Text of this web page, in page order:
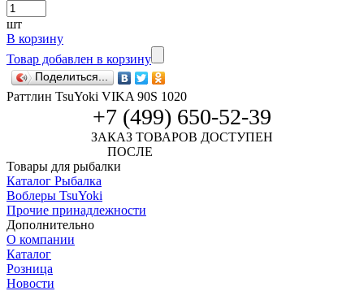
шт
В корзину
Товар добавлен в корзину
Поделиться...
Раттлин TsuYoki VIKA 90S 1020
+7 (499) 650-52-39
ЗАКАЗ ТОВАРОВ ДОСТУПЕН
ПОСЛЕ
Товары для рыбалки
Каталог Рыбалка
Воблеры TsuYoki
Прочие принадлежности
Дополнительно
О компании
Каталог
Розница
Новости